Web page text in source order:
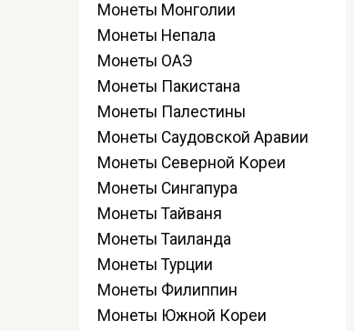
Монеты Монголии
Монеты Непала
Монеты ОАЭ
Монеты Пакистана
Монеты Палестины
Монеты Саудовской Аравии
Монеты Северной Кореи
Монеты Сингапура
Монеты Тайваня
Монеты Таиланда
Монеты Турции
Монеты Филиппин
Монеты Южной Кореи